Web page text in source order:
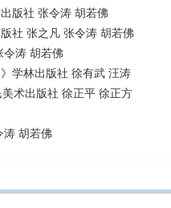
版社 张令涛 胡若佛
社 张之凡 张令涛 胡若佛
令涛 胡若佛
学林出版社 徐有武 汪涛
美术出版社 徐正平 徐正方
涛 胡若佛